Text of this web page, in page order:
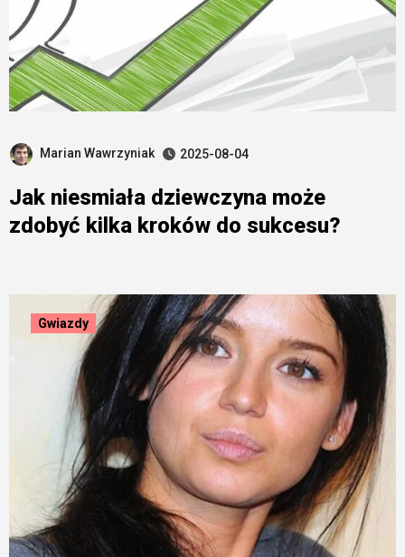
Marian Wawrzyniak 2025-08-04
Jak niesmiała dziewczyna może
zdobyć kilka kroków do sukcesu?
Gwiazdy